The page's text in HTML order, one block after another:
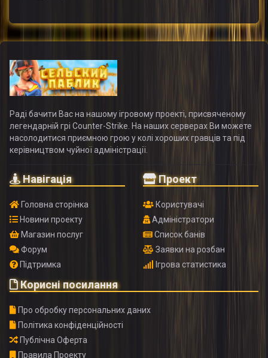
Раді бачити Вас на нашому ігровому проекті, присвяченому
легендарній грі Counter-Strike. На наших серверах Ви можете
насолодитися приємною грою у колі хороших гравців та під
керівництвом чуйної адміністрації.
Навігація
Головна сторінка
Новини проекту
Магазин послуг
Форум
Підтримка
Проект
Користувачі
Адміністратори
Список банів
Заявки на розбан
Ігрова статистика
Корисні посилання
Про обробку персональних даних
Політика конфіденційності
Публічна Оферта
Правила Проекту